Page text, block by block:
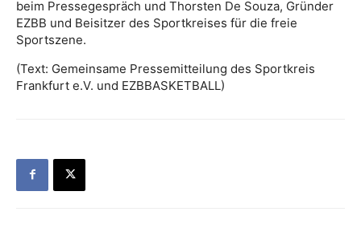
beim Pressegespräch und Thorsten De Souza, Gründer
EZBB und Beisitzer des Sportkreises für die freie
Sportszene.
(Text: Gemeinsame Pressemitteilung des Sportkreis
Frankfurt e.V. und EZBBASKETBALL)